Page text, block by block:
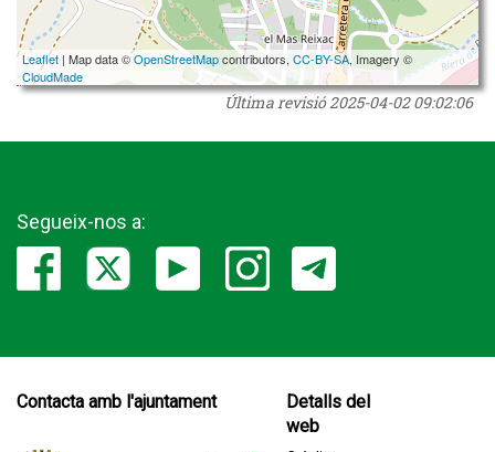
Leaflet | Map data ©OpenStreetMapcontributors, CC-BY-SA, Imagery ©
CloudMade
Última revisió2025-04-02 09:02:06
Segueix-nos a:
Contacta amb l'ajuntament
Detalls del
web